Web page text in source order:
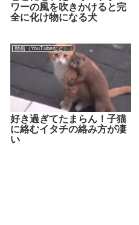
ワーの風を吹きかけると完
全に化け物になる犬
動画（YouTubeなど）
好き過ぎてたまらん！子猫
に絡むイタチの絡み方が凄
い